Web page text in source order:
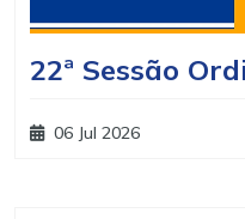
22ª Sessão
06 Jul 2026